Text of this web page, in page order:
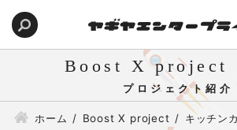
Boost X project
ホーム Boost X project キッチン